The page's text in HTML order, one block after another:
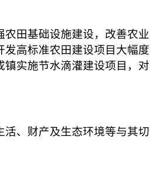
田基础设施建设，改善农业
高标准农田建设项目大幅度
实施节水滴灌建设项目，对
、财产及生态环境等与其切